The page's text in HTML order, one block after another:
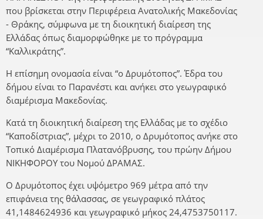
που βρίσκεται στην Περιφέρεια Ανατολικής Μακεδονίας
- Θράκης, σύμφωνα με τη διοικητική διαίρεση της
Ελλάδας όπως διαμορφώθηκε με το πρόγραμμα
“Καλλικράτης”.
Η επίσημη ονομασία είναι “ο Δρυμότοπος”. Έδρα του
δήμου είναι το Παρανέστι και ανήκει στο γεωγραφικό
διαμέρισμα Μακεδονίας.
Κατά τη διοικητική διαίρεση της Ελλάδας με το σχέδιο
“Καποδίστριας”, μέχρι το 2010, ο Δρυμότοπος ανήκε στο
Τοπικό Διαμέρισμα Πλατανόβρυσης, του πρώην Δήμου
ΝΙΚΗΦΟΡΟΥ του Νομού ΔΡΑΜΑΣ.
Ο Δρυμότοπος έχει υψόμετρο 969 μέτρα από την
επιφάνεια της θάλασσας, σε γεωγραφικό πλάτος
41,1484624936 και γεωγραφικό μήκος 24,4753750117.